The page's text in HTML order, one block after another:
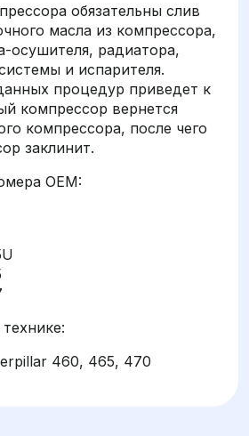
обязательны слив
масла из компрессора,
осушителя, радиатора,
и испарителя.
процедур приведет к
компрессор вернется
компрессора, после чего
заклинит.
OEM:
460, 465, 470